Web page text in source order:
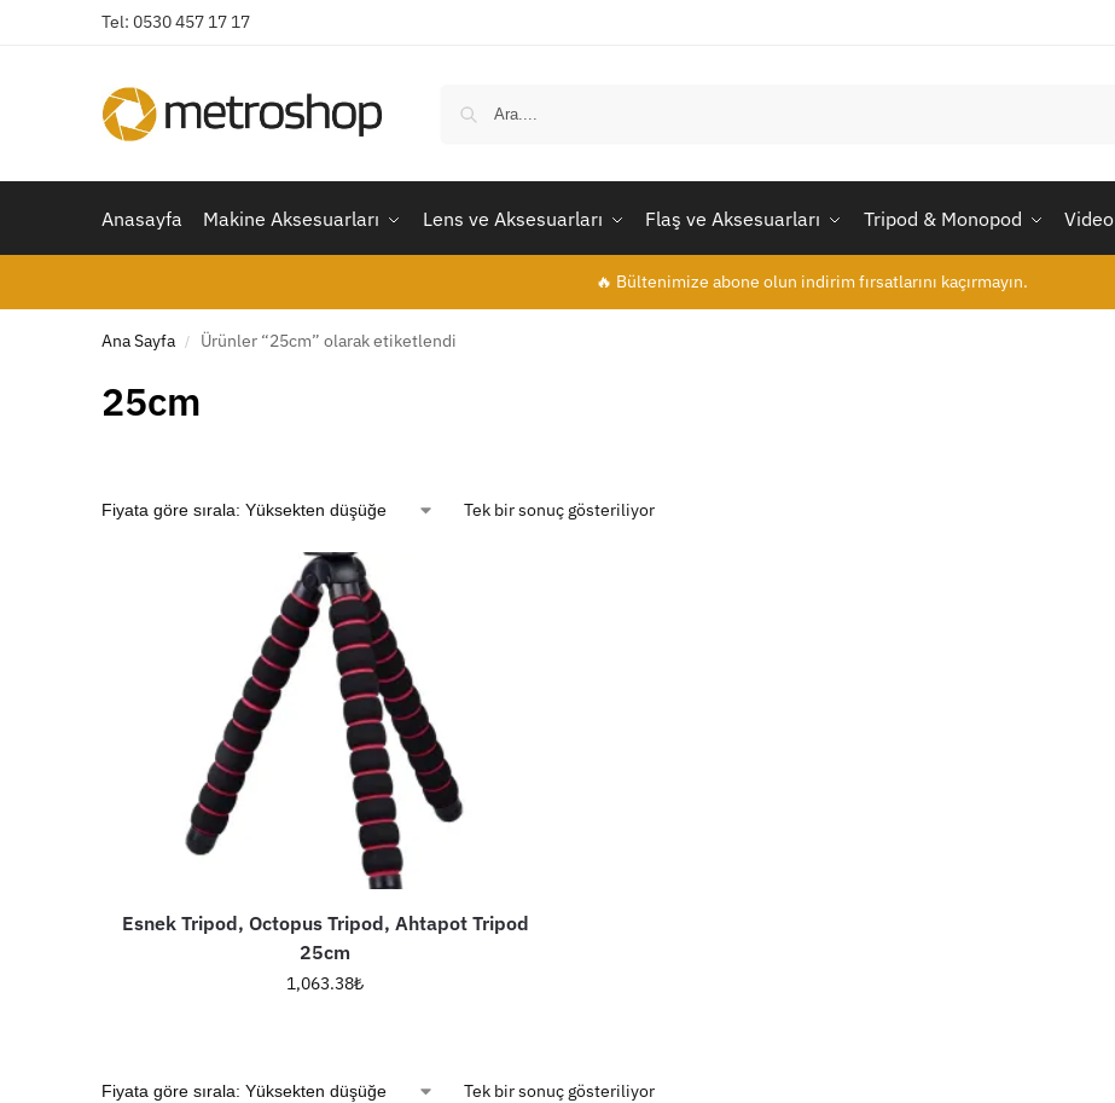
Tel: 0530 457 17 17
Anasayfa Makine Aksesuarları Lens ve Aksesuarları Flaş ve Aksesuarları Tripod & Monopod Video
🔥 Bültenimize abone olun indirim fırsatlarını kaçırmayın.
Ana Sayfa / Ürünler “25cm” olarak etiketlendi
25cm
Tek bir sonuç gösteriliyor
Esnek Tripod, Octopus Tripod, Ahtapot Tripod
25cm
1,063.38₺
Tek bir sonuç gösteriliyor